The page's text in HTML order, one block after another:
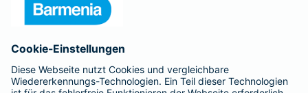
Kranken-Zusatzversicherung
Tierversicherungen
Hausratversicherung
SERVICE